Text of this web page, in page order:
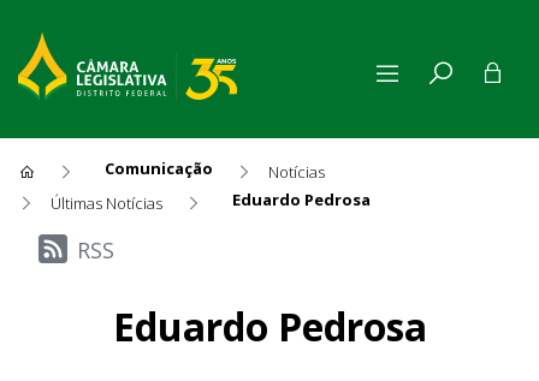
Comunicação
Notícias
Últimas Notícias
Eduardo Pedrosa
Últimas Notícias
RSS
Eduardo Pedrosa